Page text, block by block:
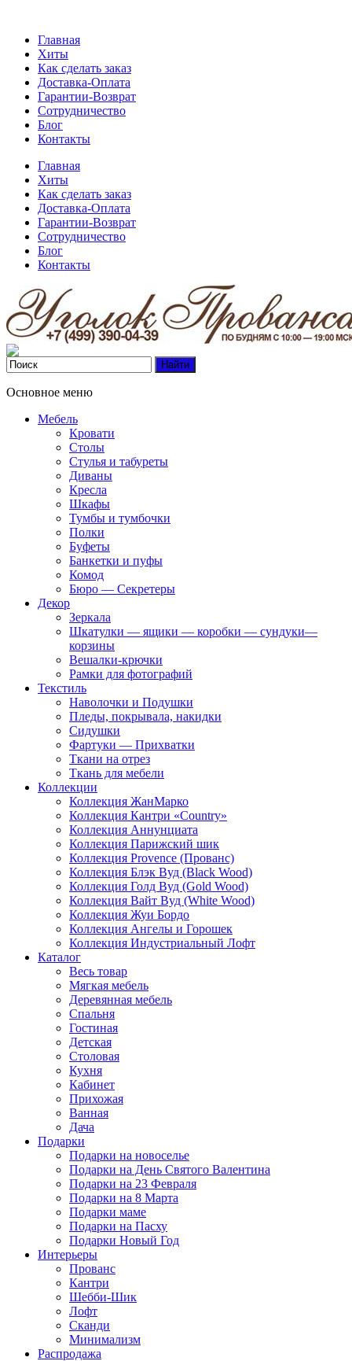
Главная
Хиты
Как сделать заказ
Доставка-Оплата
Гарантии-Возврат
Сотрудничество
Блог
Контакты
Главная
Хиты
Как сделать заказ
Доставка-Оплата
Гарантии-Возврат
Сотрудничество
Блог
Контакты
Основное меню
Мебель
Кровати
Столы
Стулья и табуреты
Диваны
Кресла
Шкафы
Тумбы и тумбочки
Полки
Буфеты
Банкетки и пуфы
Комод
Бюро — Секретеры
Декор
Зеркала
Шкатулки — ящики — коробки — сундуки—
корзины
Вешалки-крючки
Рамки для фотографий
Текстиль
Наволочки и Подушки
Пледы, покрывала, накидки
Сидушки
Фартуки — Прихватки
Ткани на отрез
Ткань для мебели
Коллекции
Коллекция ЖанМарко
Коллекция Кантри «Country»
Коллекция Аннунциата
Коллекция Парижский шик
Коллекция Provence (Прованс)
Коллекция Блэк Вуд (Black Wood)
Коллекция Голд Вуд (Gold Wood)
Коллекция Вайт Вуд (White Wood)
Коллекция Жуи Бордо
Коллекция Ангелы и Горошек
Коллекция Индустриальный Лофт
Каталог
Весь товар
Мягкая мебель
Деревянная мебель
Спальня
Гостиная
Детская
Столовая
Кухня
Кабинет
Прихожая
Ванная
Дача
Подарки
Подарки на новоселье
Подарки на День Святого Валентина
Подарки на 23 Февраля
Подарки на 8 Марта
Подарки маме
Подарки на Пасху
Подарки Новый Год
Интерьеры
Прованс
Кантри
Шебби-Шик
Лофт
Сканди
Минимализм
Распродажа